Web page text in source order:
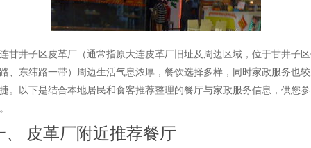
甘井子区皮革厂（通常指原大连皮革厂旧址及周边区域，位于甘井子
、东纬路一带）周边生活气息浓厚，餐饮选择多样，同时家政服务也
。以下是结合本地居民和食客推荐整理的餐厅与家政服务信息，供您参
、 皮革厂附近推荐餐厅